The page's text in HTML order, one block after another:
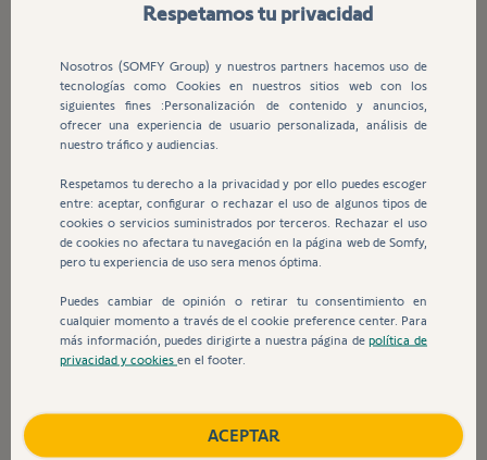
Sensor de movimiento con
alarma exterior
294,99 €
368,74 €
Sensor de movimiento
interior para hogar con
mascotas pequeñas
131,84 €
Respetamos tu privacidad
Nosotros (SOMFY Group) y nuestros partners hacemos uso de
tecnologías como Cookies en nuestros sitios web con los
siguientes fines :Personalización de contenido y anuncios,
ofrecer una experiencia de usuario personalizada, análisis de
nuestro tráfico y audiencias.
Respetamos tu derecho a la privacidad y por ello puedes escoger
entre: aceptar, configurar o rechazar el uso de algunos tipos de
cookies o servicios suministrados por terceros. Rechazar el uso
de cookies no afectara tu navegación en la página web de Somfy,
pero tu experiencia de uso sera menos óptima.
Puedes cambiar de opinión o retirar tu consentimiento en
cualquier momento a través de el cookie preference center. Para
más información, puedes dirigirte a nuestra página depolítica de
privacidad y cookies en el footer.
ACEPTAR